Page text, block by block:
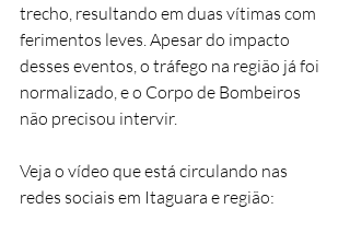
trecho, resultando em duas vítimas com
ferimentos leves. Apesar do impacto
desses eventos, o tráfego na região já foi
normalizado, e o Corpo de Bombeiros
não precisou intervir.
Veja o vídeo que está circulando nas
redes sociais em Itaguara e região: